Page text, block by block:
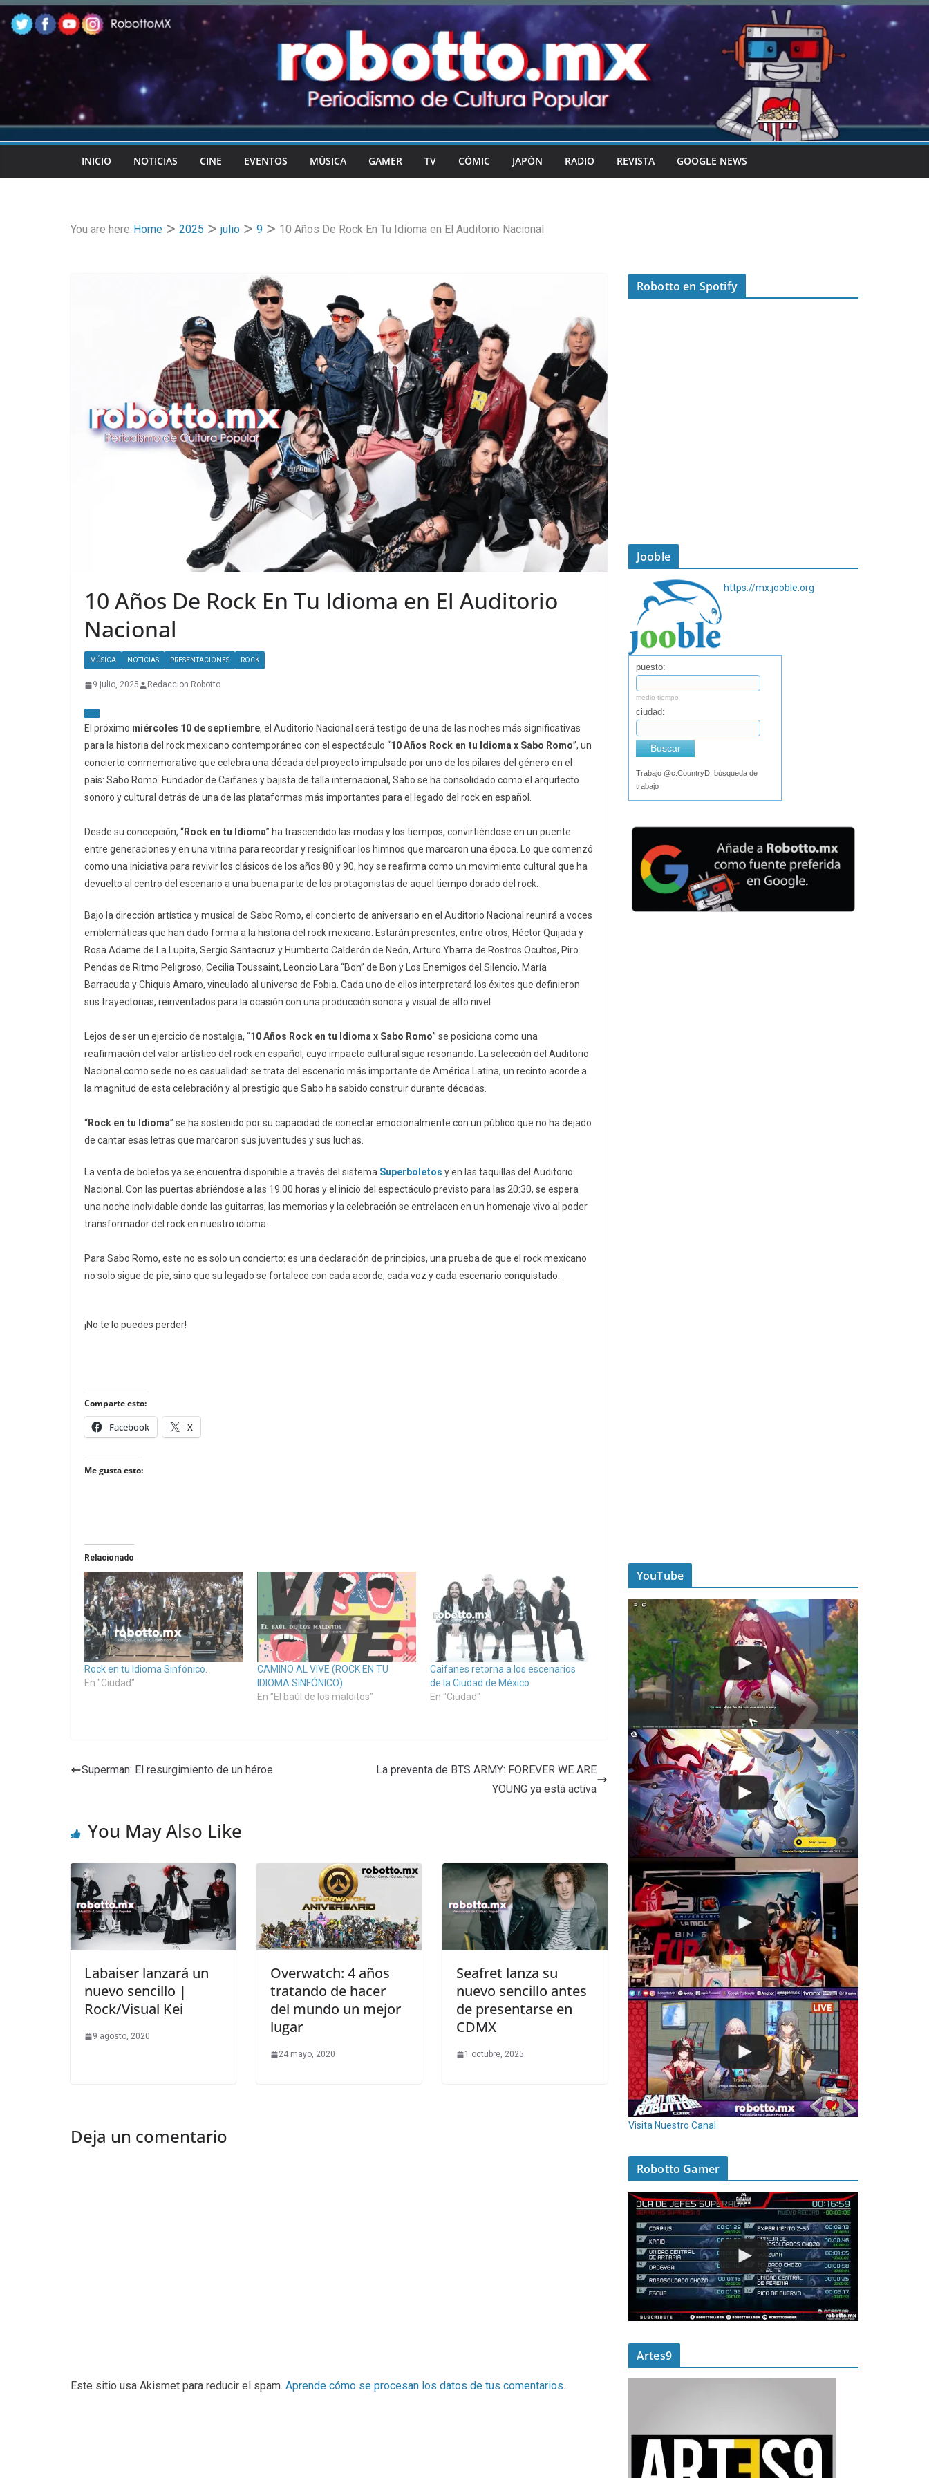
Skip
to
content
INICIO NOTICIAS CINE EVENTOS MÚSICA GAMER TV CÓMIC JAPÓN RADIO REVISTA GOOGLE NEWS
You are here: Home 2025 julio 9 10 Años De Rock En Tu Idioma en El Auditorio Nacional
10 Años De Rock En Tu Idioma en El Auditorio
Nacional
MÚSICA NOTICIAS PRESENTACIONES ROCK
9 julio, 2025 Redaccion Robotto
El próximo miércoles 10 de septiembre, el Auditorio Nacional será testigo de una de las noches más significativas
para la historia del rock mexicano contemporáneo con el espectáculo “10 Años Rock en tu Idioma x Sabo Romo”, un
concierto conmemorativo que celebra una década del proyecto impulsado por uno de los pilares del género en el
país: Sabo Romo. Fundador de Caifanes y bajista de talla internacional, Sabo se ha consolidado como el arquitecto
sonoro y cultural detrás de una de las plataformas más importantes para el legado del rock en español.
Desde su concepción, “Rock en tu Idioma” ha trascendido las modas y los tiempos, convirtiéndose en un puente
entre generaciones y en una vitrina para recordar y resignificar los himnos que marcaron una época. Lo que comenzó
como una iniciativa para revivir los clásicos de los años 80 y 90, hoy se reafirma como un movimiento cultural que ha
devuelto al centro del escenario a una buena parte de los protagonistas de aquel tiempo dorado del rock.
Bajo la dirección artística y musical de Sabo Romo, el concierto de aniversario en el Auditorio Nacional reunirá a voces
emblemáticas que han dado forma a la historia del rock mexicano. Estarán presentes, entre otros, Héctor Quijada y
Rosa Adame de La Lupita, Sergio Santacruz y Humberto Calderón de Neón, Arturo Ybarra de Rostros Ocultos, Piro
Pendas de Ritmo Peligroso, Cecilia Toussaint, Leoncio Lara “Bon” de Bon y Los Enemigos del Silencio, María
Barracuda y Chiquis Amaro, vinculado al universo de Fobia. Cada uno de ellos interpretará los éxitos que definieron
sus trayectorias, reinventados para la ocasión con una producción sonora y visual de alto nivel.
Lejos de ser un ejercicio de nostalgia, “10 Años Rock en tu Idioma x Sabo Romo” se posiciona como una
reafirmación del valor artístico del rock en español, cuyo impacto cultural sigue resonando. La selección del Auditorio
Nacional como sede no es casualidad: se trata del escenario más importante de América Latina, un recinto acorde a
la magnitud de esta celebración y al prestigio que Sabo ha sabido construir durante décadas.
“Rock en tu Idioma” se ha sostenido por su capacidad de conectar emocionalmente con un público que no ha dejado
de cantar esas letras que marcaron sus juventudes y sus luchas.
La venta de boletos ya se encuentra disponible a través del sistema Superboletos y en las taquillas del Auditorio
Nacional. Con las puertas abriéndose a las 19:00 horas y el inicio del espectáculo previsto para las 20:30, se espera
una noche inolvidable donde las guitarras, las memorias y la celebración se entrelacen en un homenaje vivo al poder
transformador del rock en nuestro idioma.
Para Sabo Romo, este no es solo un concierto: es una declaración de principios, una prueba de que el rock mexicano
no solo sigue de pie, sino que su legado se fortalece con cada acorde, cada voz y cada escenario conquistado.
¡No te lo puedes perder!
Comparte esto:
Facebook X
Me gusta esto:
Relacionado
Rock en tu Idioma Sinfónico.
En "Ciudad"
CAMINO AL VIVE (ROCK EN TU
IDIOMA SINFÓNICO)
En "El baúl de los malditos"
Caifanes retorna a los escenarios
de la Ciudad de México
En "Ciudad"
Superman: El resurgimiento de un héroe
La preventa de BTS ARMY: FOREVER WE ARE
YOUNG ya está activa
You May Also Like
Labaiser lanzará un
nuevo sencillo |
Rock/Visual Kei
9 agosto, 2020
Overwatch: 4 años
tratando de hacer
del mundo un mejor
lugar
24 mayo, 2020
Seafret lanza su
nuevo sencillo antes
de presentarse en
CDMX
1 octubre, 2025
Deja un comentario
Este sitio usa Akismet para reducir el spam. Aprende cómo se procesan los datos de tus comentarios.
Robotto en Spotify
Jooble
https://mx.jooble.org
puesto:
medio tiempo
ciudad:
Buscar
Trabajo @c:CountryD, búsqueda de
trabajo
YouTube
Visita Nuestro Canal
Robotto Gamer
Artes9